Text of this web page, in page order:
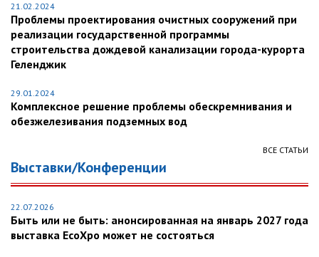
21.02.2024
Проблемы проектирования очистных сооружений при
реализации государственной программы
строительства дождевой канализации города-курорта
Геленджик
29.01.2024
Комплексное решение проблемы обескремнивания и
обезжелезивания подземных вод
ВСЕ СТАТЬИ
Выставки/Конференции
22.07.2026
Быть или не быть: анонсированная на январь 2027 года
выставка EcoXpo может не состояться